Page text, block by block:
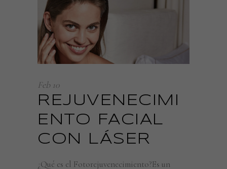
Feb 10
REJUVENECIMI
ENTO FACIAL
CON LÁSER
¿Qué es el Fotorejuvenecimiento?Es un
tus intereses y